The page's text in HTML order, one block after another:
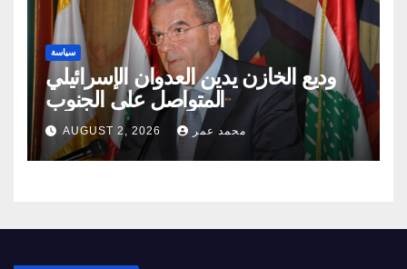
سياسة
وديع الخازن يدين العدوان الإسرائيلي
المتواصل على الجنوب
AUGUST 2, 2026 محمد عمر